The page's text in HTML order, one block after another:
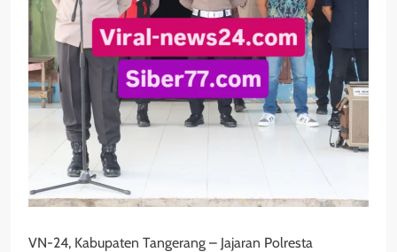
VN-24, Kabupaten Tangerang – Jajaran Polresta